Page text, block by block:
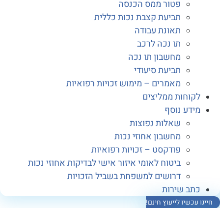
פטור ממס הכנסה
תביעת קצבת נכות כללית
תאונת עבודה
תו נכה לרכב
מחשבון תו נכה
תביעת סיעודי
מאמרים – מימוש זכויות רפואיות
ממליצים
נוסף
שאלות נפוצות
מחשבון אחוזי נכות
פודקסט – זכויות רפואיות
ביטוח לאומי איזור אישי לבדיקות אחוזי נכות
דרושים למשפחת בשביל הזכויות
שירות
לייעוץ חינם!